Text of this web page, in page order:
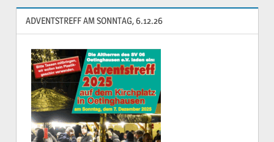
ADVENTSTREFF AM SONNTAG, 6.12.26